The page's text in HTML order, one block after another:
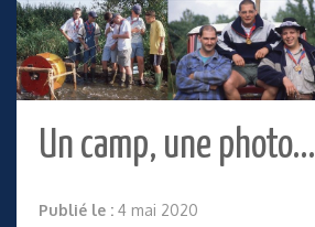
Un camp, une photo…
Publié le : 4 mai 2020